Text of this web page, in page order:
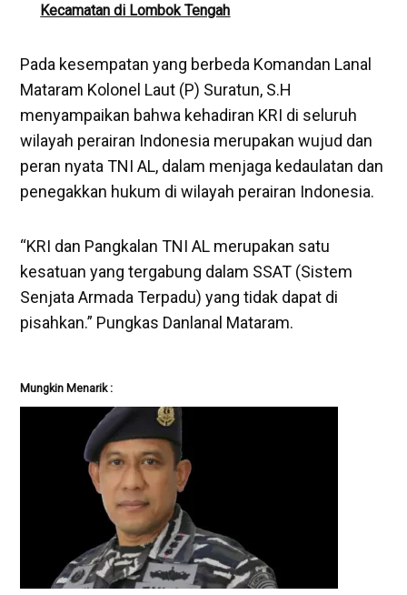
Kecamatan di Lombok Tengah
Pada kesempatan yang berbeda Komandan Lanal
Mataram Kolonel Laut (P) Suratun, S.H
menyampaikan bahwa kehadiran KRI di seluruh
wilayah perairan Indonesia merupakan wujud dan
peran nyata TNI AL, dalam menjaga kedaulatan dan
penegakkan hukum di wilayah perairan Indonesia.
“KRI dan Pangkalan TNI AL merupakan satu
kesatuan yang tergabung dalam SSAT (Sistem
Senjata Armada Terpadu) yang tidak dapat di
pisahkan.” Pungkas Danlanal Mataram.
Mungkin Menarik :